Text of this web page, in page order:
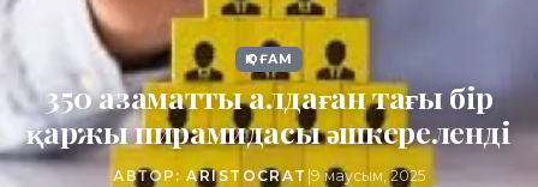
ҚОҒАМ
350 азаматты алдаған тағы бір
қаржы пирамидасы әшкереленді
АВТОР:ARISTOCRAT 9 маусым, 2025